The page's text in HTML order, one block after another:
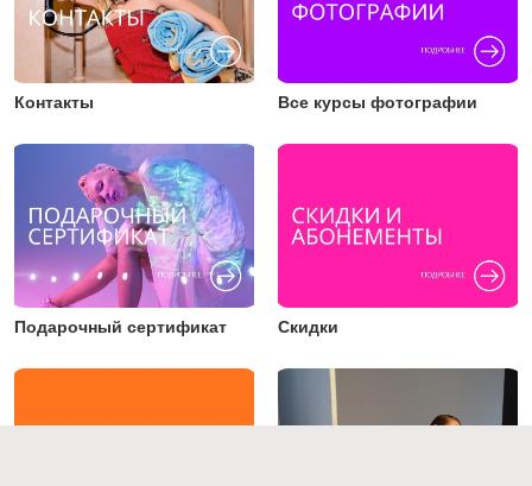
Контакты Все курсы фотографии
Подарочный сертификат Скидки